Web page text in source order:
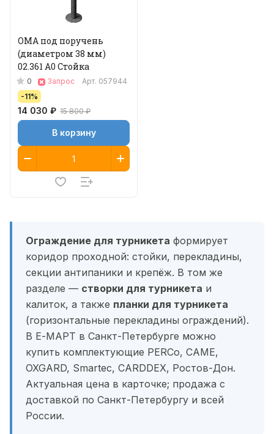
ОМА под поручень
(диаметром 38 мм)
02.361 A0 Стойка
0 Запрос Арт. 057944
-11%
14 030 ₽ 15 800 ₽
В корзину
Ограждение для турникета формирует
коридор проходной: стойки, перекладины,
секции антипаники и крепёж. В том же
разделе — створки для турникета и
калиток, а также планки для турникета
(горизонтальные перекладины ограждений).
В Е-МАРТ в Санкт-Петербурге можно
купить комплектующие PERCo, CAME,
OXGARD, Smartec, CARDDEX, Ростов-Дон.
Актуальная цена в карточке; продажа с
доставкой по Санкт-Петербургу и всей
России.